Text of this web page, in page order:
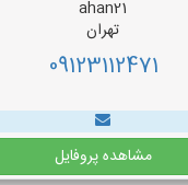
ahan21
تهران
09123112471
مشاهده پروفایل